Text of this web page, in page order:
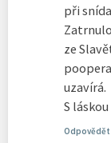
při
ze
uzavírá.
S
Odpovědět